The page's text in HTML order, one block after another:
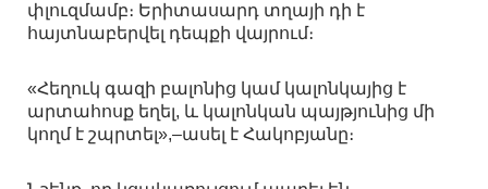
փլուզմամբ։ Երիտասարդ տղայի դի է
հայտնաբերվել դեպքի վայրում։
«Հեղուկ գազի բալոնից կամ կալոնկայից է
արտահոսք եղել, և կալոնկան պայթյունից մի
կողմ է շպրտել»,–ասել է Հակոբյանը։